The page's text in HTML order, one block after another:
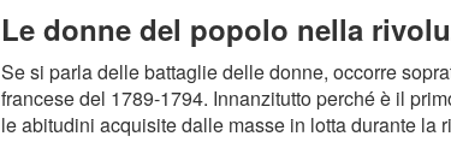
Le donne del popolo nella
Se si parla delle battaglie delle donne, occorre
francese del 1789-1794. Innanzitutto perché è il
le abitudini acquisite dalle masse in lotta durante